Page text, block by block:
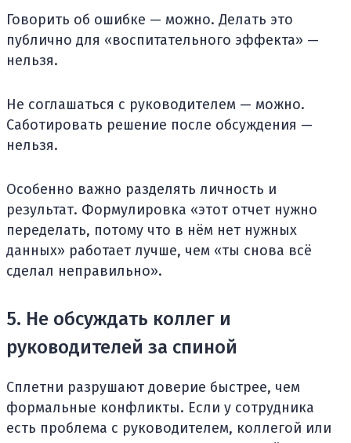
Говорить об ошибке — можно. Делать это
публично для «воспитательного эффекта» —
нельзя.
Не соглашаться с руководителем — можно.
Саботировать решение после обсуждения —
нельзя.
Особенно важно разделять личность и
результат. Формулировка «этот отчет нужно
переделать, потому что в нём нет нужных
данных» работает лучше, чем «ты снова всё
сделал неправильно».
5. Не обсуждать коллег и
руководителей за спиной
Сплетни разрушают доверие быстрее, чем
формальные конфликты. Если у сотрудника
есть проблема с руководителем, коллегой или